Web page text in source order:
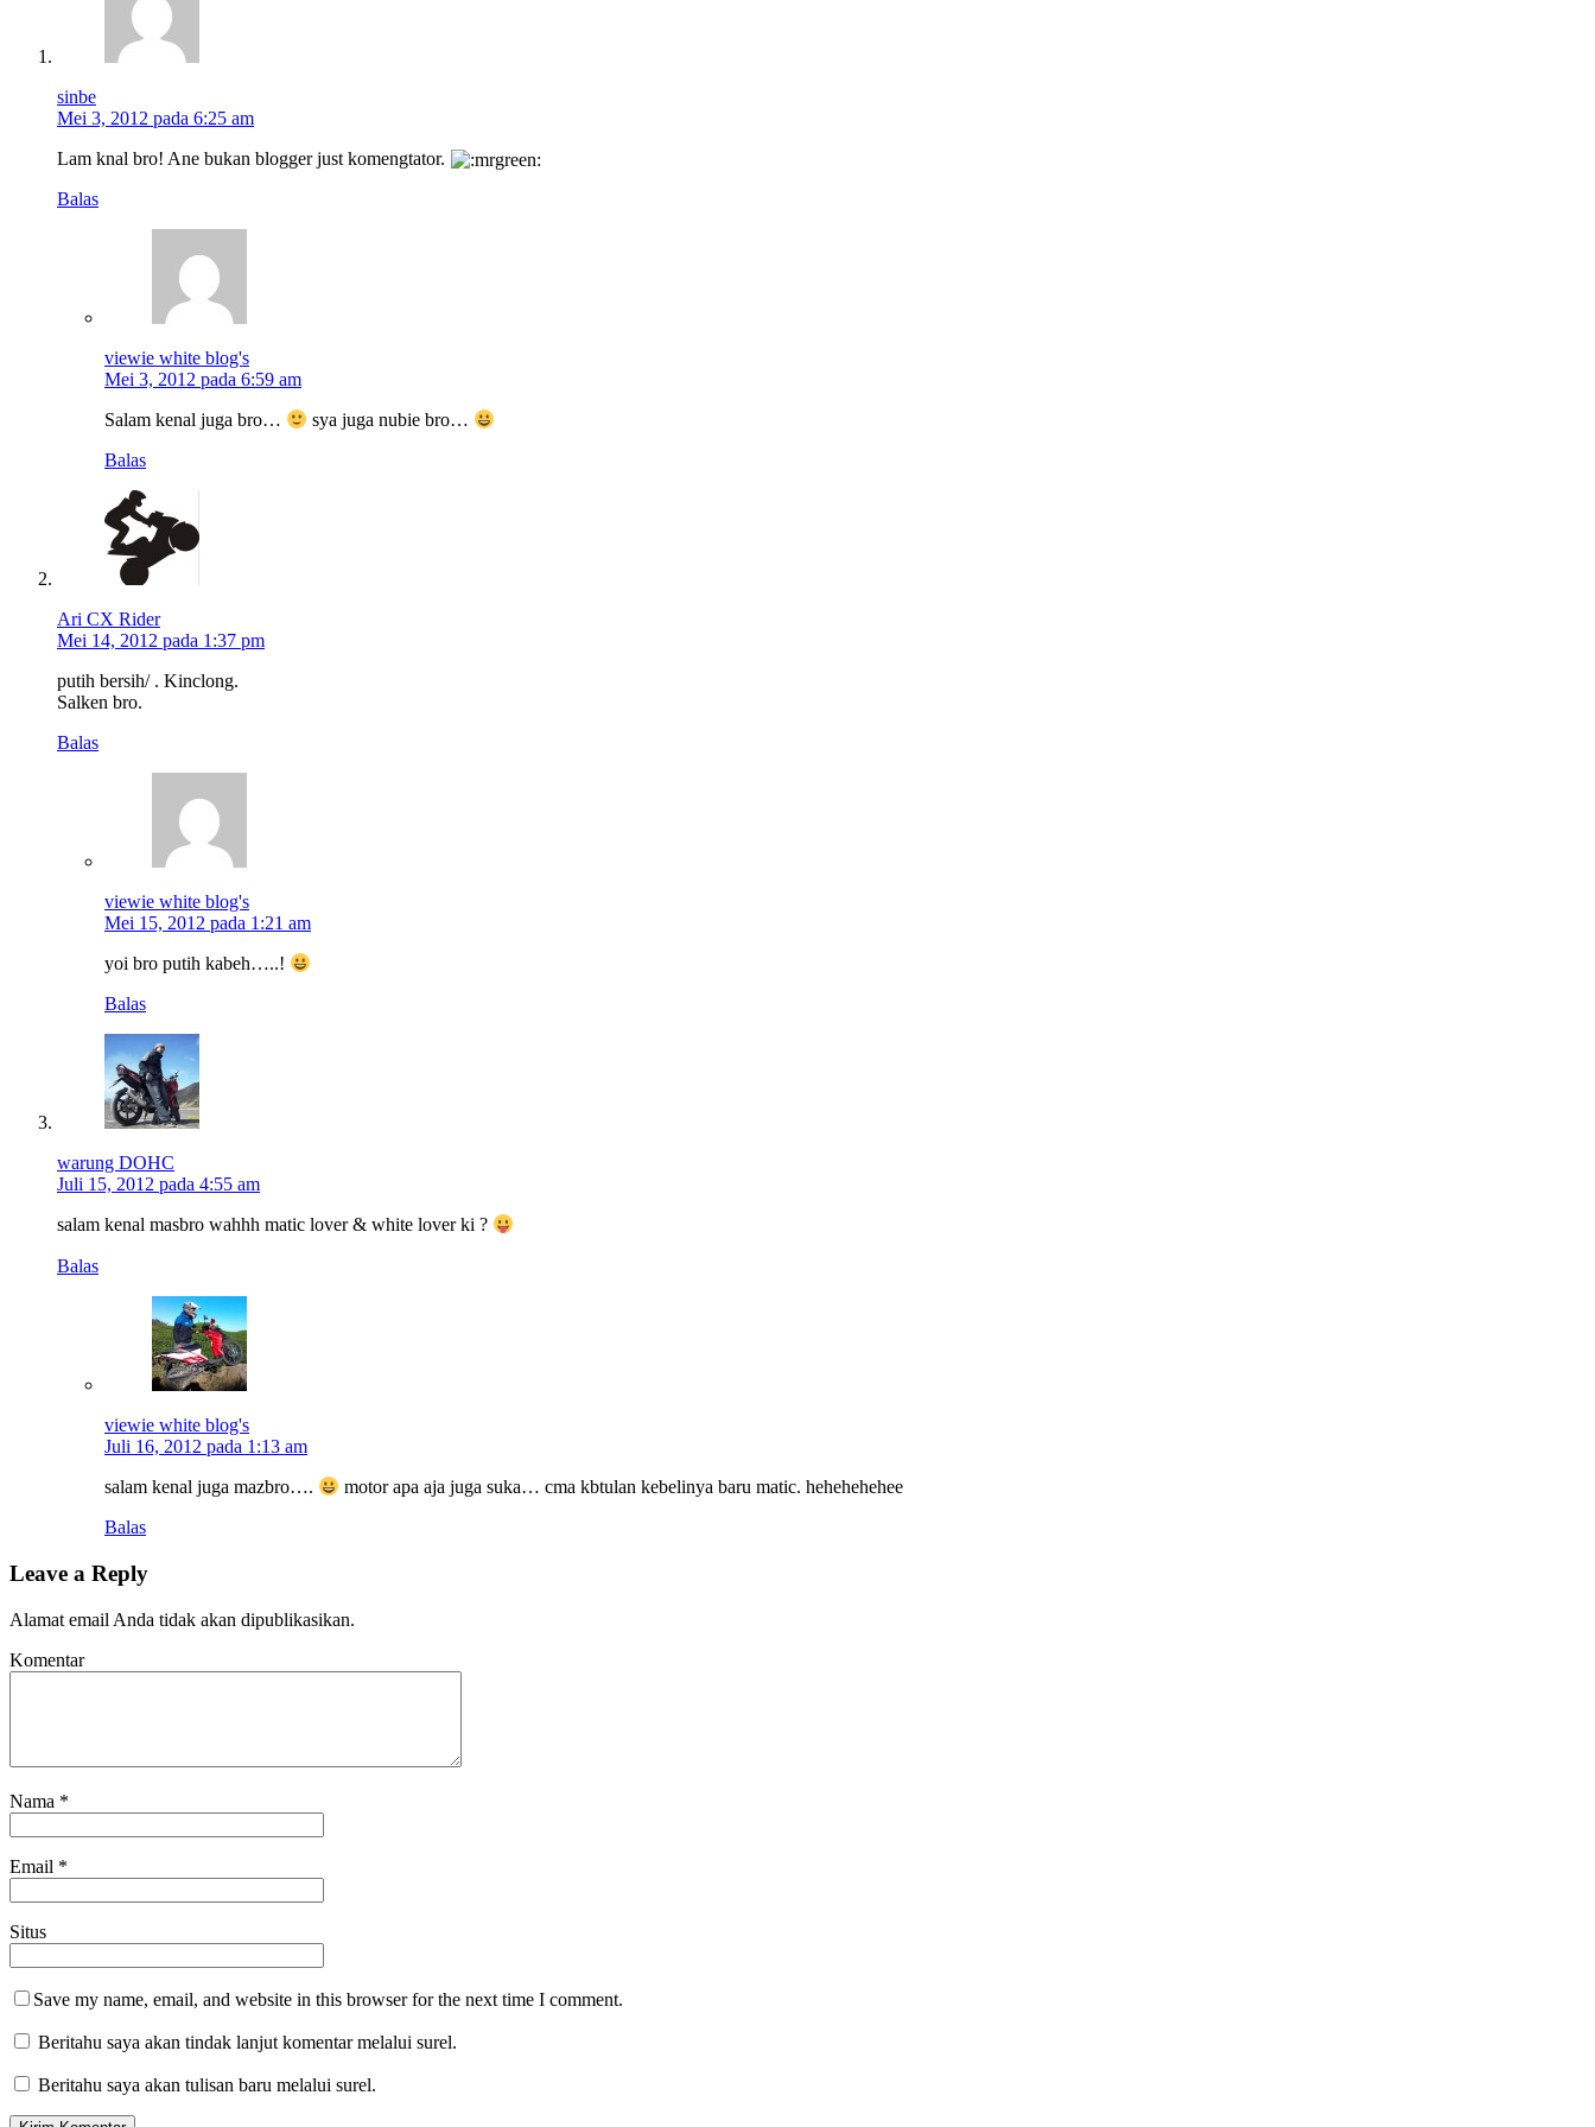
sinbe
Mei 3, 2012 pada 6:25 am
Lam knal bro! Ane bukan blogger just komengtator.
Balas
viewie white blog's
Mei 3, 2012 pada 6:59 am
Salam kenal juga bro…
sya juga nubie bro…
Balas
Ari CX Rider
Mei 14, 2012 pada 1:37 pm
putih bersih/ . Kinclong.
Salken bro.
Balas
viewie white blog's
Mei 15, 2012 pada 1:21 am
yoi bro putih kabeh…..!
Balas
warung DOHC
Juli 15, 2012 pada 4:55 am
salam kenal masbro wahhh matic lover & white lover ki ?
Balas
viewie white blog's
Juli 16, 2012 pada 1:13 am
salam kenal juga mazbro….
motor apa aja juga suka… cma kbtulan kebelinya baru matic. hehehehehee
Balas
Leave a Reply
Alamat email Anda tidak akan dipublikasikan.
Komentar
Nama *
Email *
Situs
Save my name, email, and website in this browser for the next time I comment.
Beritahu saya akan tindak lanjut komentar melalui surel.
Beritahu saya akan tulisan baru melalui surel.